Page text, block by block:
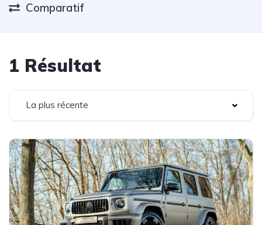
Comparatif
1 Résultat
La plus récente